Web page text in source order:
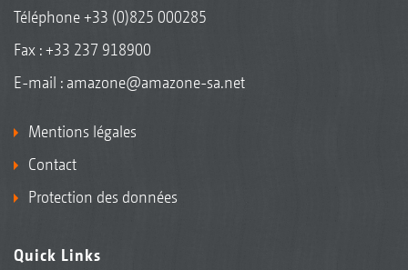
Téléphone+33 (0)825 000285
Fax : +33 237 918900
E-mail : amazone@amazone-sa.net
Mentions légales
Contact
Protection des données
Quick Links